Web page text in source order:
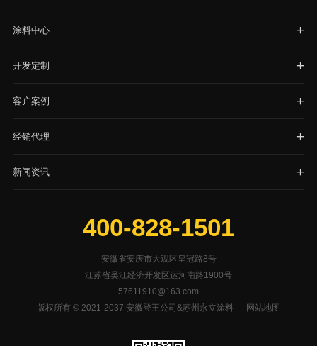
涂料中心
开发定制
客户案例
经销代理
新闻资讯
400-828-1501
安徽省安庆市大观区皇冠路8号
江苏省吴江经济开发区运河南路1900号
57611910@163.com
版权所有 © 2021-2037 安徽登王公司&苏州永立涂料
网站地图